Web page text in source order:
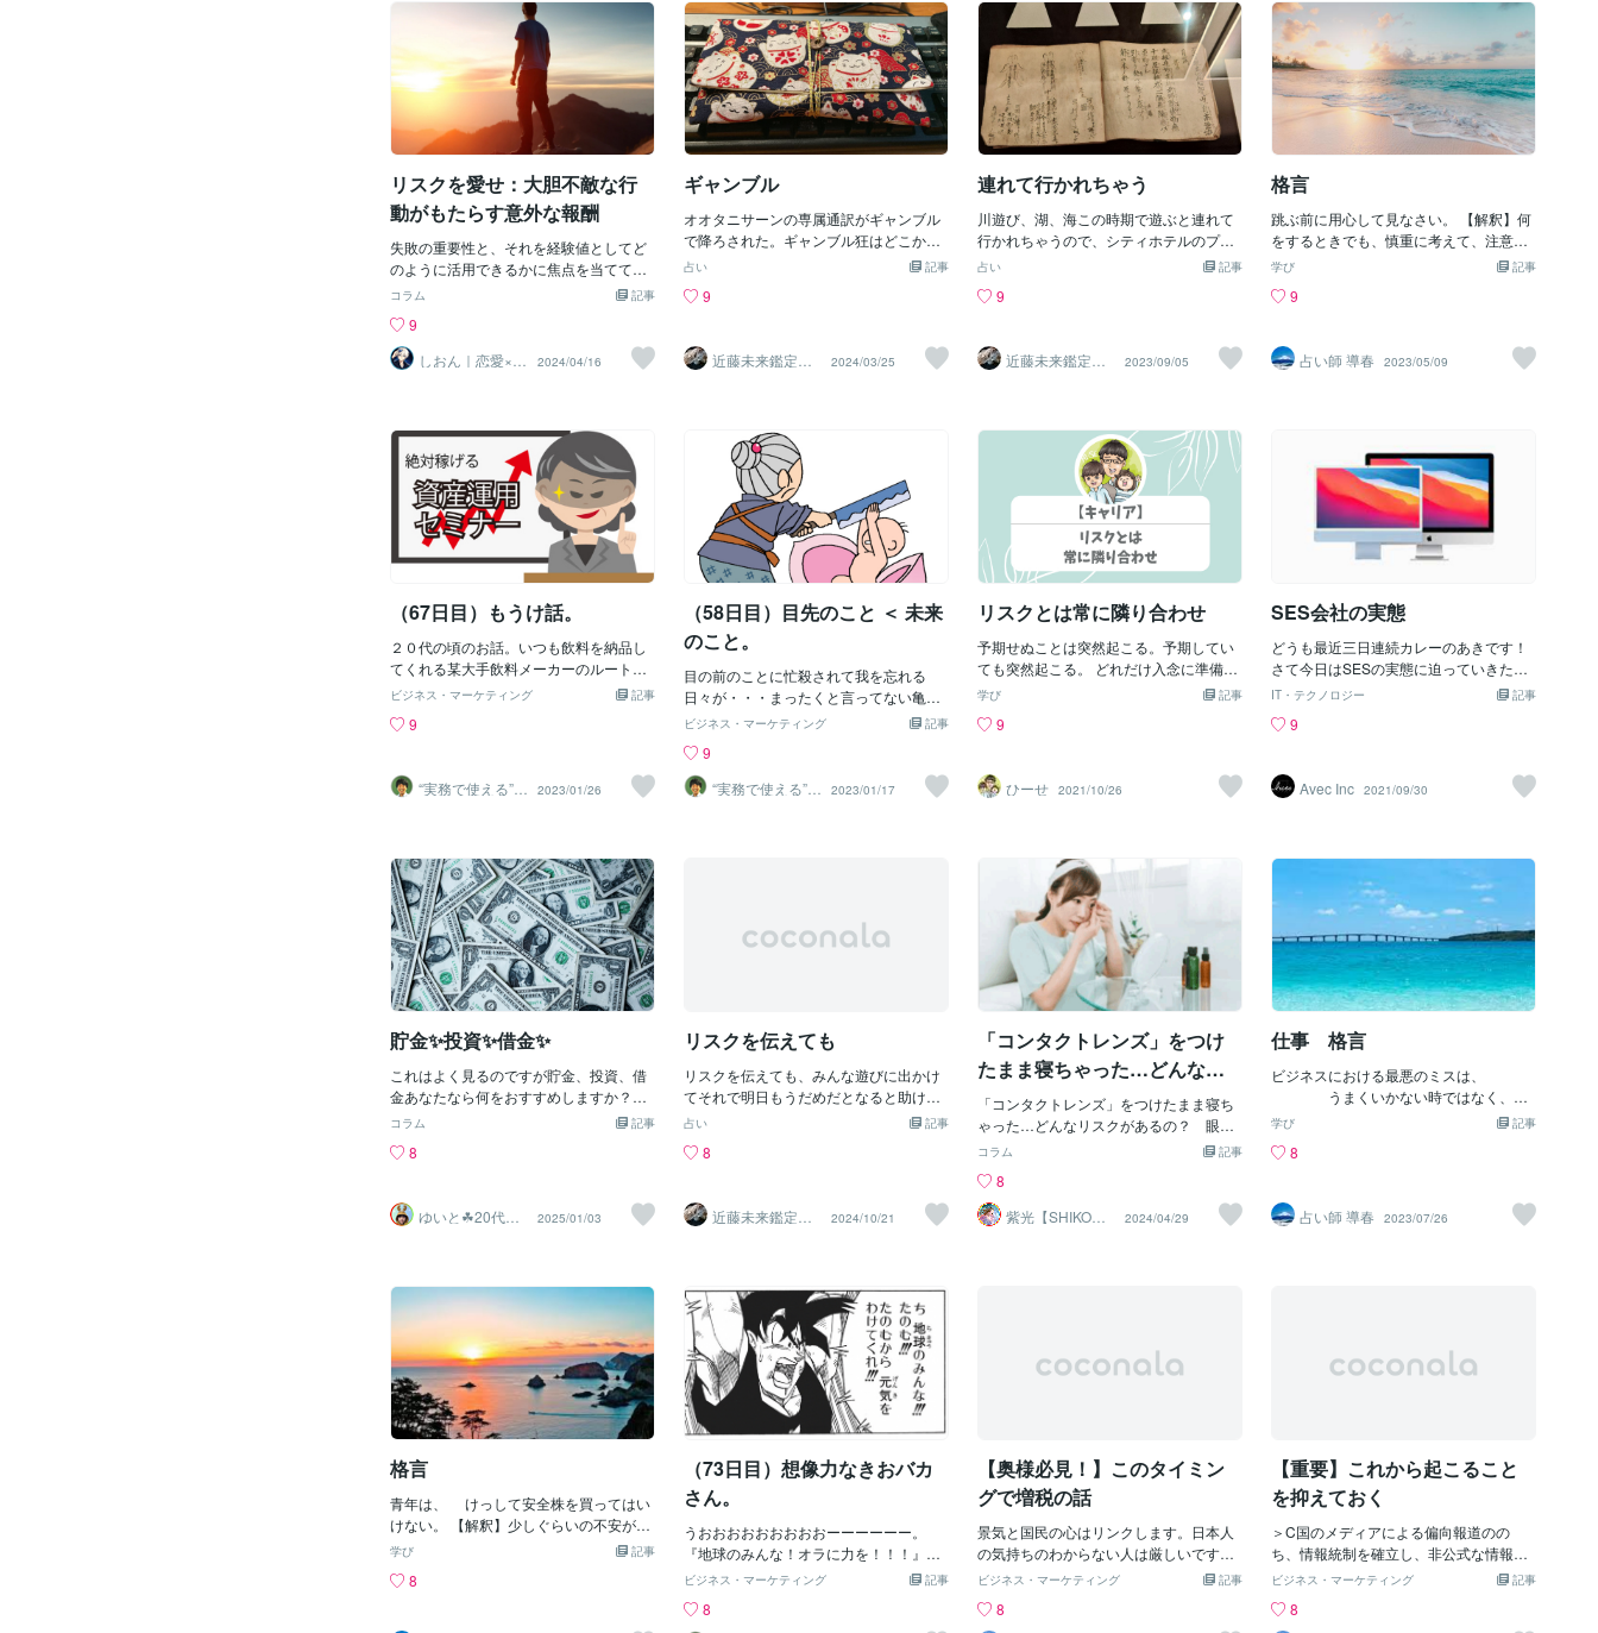
和脂肪酸やトランス脂肪酸の少ない食品
を食べることは、糖尿病のリスクをでき
るだけ低く保つために特に重要です。ま
た、運動と組み合わせることで、特に体
重を減らすことができます。1⃣ 割引クー
ポンをゲットする。 1000円割引クーポン
をゲットする。 https://coconala.com/
紫 光：クーポンコード→ H20WNK す
ず
ゲットする。 1000円割引クーポンをゲッ
トする。 https://coconala.com/ 紫 光：
クーポンコード→ H20WNK すずか：ク
ーポンコード→ NQGN1B 導 与：クー
ポンコード→ KR68BV 導 春：クーポン
コード→ B5QXX3 寿 花：クーポンコー
ド→ DA92VV え ま：クーポンコード→
2⃣ 申し込
シー」な食品を簡単に手に入れられるこ
とが、私たちのデメリットになることも
あります。慌ただしい生活を送る私たち
にとって、食事の準備は「やるべきこ
と」リストの中でもかなりおざなりにさ
れています。そのため、特に食品に関し
ては、手軽なものを探すことになりま
す。加工度の高い食品を避け、加工され
ていない、そのまんまの食品を選ぶこと
みなさんも実行してみて欲しいです。一
度でいいのでこういった言語化を行って
みると見える景色や価値観がひっくり返
ると思います。これは絶対です。まあ書
くまでが時間かかる...なんていう人がほ
とんどでしょうがそれは言い訳です。厳
しい発言ですがそう言い訳を作ってマイ
ナス発言している以上は何も成長はしま
せんし、一生行動せず平凡に息絶える人
す分くらい出して、手伝ってからにして
欲しい。が、ちなみに火星に移住した
ら、途中で帰ってきても地球人じゃなく
て火星人です。 地球をこういう風にし
て、火星に逃げたら天国だとは思わない
方がいい、もっとひどく辛いことになる
と思うけど・・・ 空飛ぶ車の免許は？
水陸両用車ですら、「陸上用と水上用
のライセンス免許を取れ」と煩い、「空
中用と陸上用」免許を取れ取らせるの
か？ そんな免許を２つも３つも取った
ところで、陸の逆走・煽り運転暴走車、
川海の暴走水上バイク、ルール無用の人
間が増えて至る所でトラブルを起こして
則もあるのか？ないのか？科すのか？科
さないのか？で、抑止にもならず悪化し
ていくようだが、今度はそれが空になっ
害を与えても、𠮟りも注意もせず、何で
も言うことをきき甘やかしてどん々買い
与え悪化させている指導も出来ないおバ
カな過保護親にしか見えない。 更に空
中だと標識は置けないし、米軍の空域
空中権取っている地域があり、そこに侵
入したらどうするのか？誰が指示するの
か？今度は管制塔を山のように作るの
か？ 水上でこの有様で空で暴走してぶ
解禁しているのも、それが理由の一つで
しょう。 頑張っているのに、賃金は上が
らない。 それどころか、むしろ下がって
いく。 それでは、なかなか仕事に対する
モチベーションは上がりませんね。 この
モチベーションを上げるためにも、頑張
った自分へのご褒美が必要になっていま
す。 「自分へのご褒美」という言葉。 雑
誌やインターネット、テレビでも取り上
ことがあるでしょう。 小さなものであれ
ば、コンビニのスイーツから始まり、大
きなものではブランドのバックや服、海
外旅行などがあります。 しかし、この自
褒美の裏側には「頑張った自分を褒めて
ほしい」という欲求が潜んでいます。 ２.
という「やる気」を引き出す効果があり
ます。 しかし、その一方で問題もありま
す。 それは、ご褒美が無いと頑張れない
ということ。 ご褒美欲しさに頑張るわけ
ですから、ご褒美が無ければ頑張れなく
なってしまいます。 そして、人間には
「慣れ」があり、徐々に同じ物では満足
出来なくなってしまうこ
ル情報のシェアなどその用途は様々だと
思います。便利なツールではあります
が、うっかり個人情報を垂れ流しにして
いることも。今一度その利用について安
全性やリスクを点検してみてはいかがで
しょうか。・写真の投稿から自宅や個人
が特定される！？SNSは写真も気軽に投
稿できるので、みんなとシェアして楽し
める反面、悪意を持った利用者に利用さ
ォンが高性能になり、位置情報を常にON
にしておくことで様々なサービスを受け
れるようになりました。しかし、写真な
どにも位置情報を記録することができる
定されたということもあるそうです。位
置情報に限らず、写真には様々な情報が
るケースがあります。また、ストーカー
被害のケースで、制服や教科書、学校名
が入ったものが映り込んでいたなんてこ
とで待ち伏せされたなんて被害もありま
す。顔を隠して映した写真でも、そばに
あった窓ガラスや車のボディーなど反射
するものに顔が映っていたなんてことも
あるそうです。さらに、映画のような話
ですが、瞳に映り込んだ駅名から自宅が
す。 今回は、職務経歴書に取引先企業の
実名を記載するリスクについてご紹介し
ます。 ２.取引先企業の実名記載によるリ
スク 取引先企業の実名を職務経歴書に記
載することには、次のようなリスクがあ
ります。 1. 信頼関係の喪失 取引先企業の
実名を記載することで、そこに記載され
た企業と応募者がこれまで勤務してきた
会社間でなんらかの取引があることが、
引があること自体、知られたくない企業
もあります。 特に、競合他社にとって新
たな取引のチャンスや、既に取引があれ
ば条件の見直しなど、応募書類に書かれ
約には、機密保持契約があらかじめ条件
に含まれていることが多く、職務経歴書
キャリアにも悪影響を及ぼす可能性があ
ります。 企業だけではなく、そこで働く
社員にも厳しくコンプライアンスが求め
られる時代です。 退職したあとも、守秘
義務を守る責任があります。 これについ
ては、有名なソフトバンクから楽天へ転
担当者の印象悪化 採
リスクを愛せ：大胆不敵な行
動がもたらす意外な報酬
失敗の重要性と、それを経験値としてど
のように活用できるかに焦点を当ててい
ます。失敗を避けて安全な道を歩むこと
んが、個人の成長や革新的な成功を妨げ
る可能性があります。以下の解説とアド
バイスを通じて、このメッセージを理解
醸成1. 失敗の再定義 失敗は、単なる結
果ではなく、学びと成長の機会です。こ
の視点から、失敗をポジティブなものと
捉え直すことで、恐れずに新しい挑戦を
受け入れることができます。失敗は知識
の獲得と自己改善のプロセスを促進しま
す。2. リスクと報酬のバランス リスク
を恐れずに行動することで、より大きな
報酬を得る機会が増えます。リスクを管
取ることが、成長に不可欠です。リスク
を取ることの重要性を理解し、失敗を経
験として受け入れることが、個人的な成
長や職業的な成功への道を開きます。 成
の礎となります。それぞれの失敗を詳細
に分析し、何がうまくいかなかったの
より効果的な戦略や方法が見えてきま
す。4. 失敗からの回復力 失敗に直面し
た後にいかに迅速に回復し、前向きな姿
勢を保つかが、成功への鍵です。失敗を
乗り越えることで、メンタルのタフネス
と柔軟性が育まれ、未来の挑戦に対して
より強く立ち向かうことができるように
なります。 失敗を受け入れる環境の構築
5. サポートシステムの利用
記事
コラム
9
しおん｜恋愛×戦
略設計
2024/04/16
ギャンブル
オオタニサーンの専属通訳がギャンブル
で降ろされた。ギャンブル狂はどこから
いってもギャンブル狂だ。私の父は会社
だったため、私はその道を選ばず占星術
を選ぶことにしました。量子論や量子統
計力学、行列計算が好きで、石橋を叩い
fit」です。統計と確率論を利用して利益
を導き出す方法を好み、星占いを用いて
時代の変化を予測し、どの事業をやめ、
どの事業を始めるかを決定しています。
右行くのか左行くのはギャンブラーだっ
たらコインを投げますが、我々は占星術
で決めています。そうして、経営者のト
スするコインが見事に的中して会社は儲
かり経営者の報酬が高いのも成果報酬の
ようなもので結局そこに行きつくだった
ら、こっそり占星術師を飼って社長の給
料を上げましょう大手企業は大阿闍梨が
インド密教を駆使して揺るがない。フラ
イドチキンやコンビニを切り離すのも絶
対占い師がついているはず。スポーツ用
品メーカーの切り離しはを2025年２月に
やるそうだが、私は息をのんでなぜその
タイミングを知っているのかなとおもう
さんがカラオケスナックを改築するとき
に銀行から4千万円借りてそれを息子や娘
記事
占い
9
近藤未来鑑定
近藤 光 【移転
2024/03/25
連れて行かれちゃう
川遊び、湖、海この時期で遊ぶと連れて
行かれちゃうので、シティホテルのプー
ルで遊びなさいと言ってたら、「カネ、
に大きな声で「今すぐ生命保険を増額し
がいて連れて行かれちゃう旦那さんが海
に行こうとしたら、保険料は増額だ。そ
こ。生命保険はサラリーマンのためにあ
るリスク商品こんな時のために。
記事
占い
9
近藤未来鑑定
近藤 光 【移転
2023/09/05
格言
跳ぶ前に用心して見なさい。 【解釈】何
をするときでも、慎重に考えて、注意深
く行動することが大切です。イソップ ギ
物)：https://coconala.com/blogs/272200
com/blogs/2722005/228889 桜個性(人)
：https://coconala.com/blogs/2722005/
記事
学び
9
占い師 導春 2023/05/09
（67日目）もうけ話。
２０代の頃のお話。いつも飲料を納品し
てくれる某大手飲料メーカーのルート営
業の兄ちゃんがいた。ある時、『最近、
『よかったら話聞いてみませんか？』
んか面白そうやん♪そう思った俺は指定
された先に赴いた。あるマンションの一
直感は冴えた。俺の嗅覚は危険を感じ取
った。だがしかし、”良い人”にみられた
い俺はその場にとどまった。そうすると
あれよあれよと「儲け話」が出てくる。
ここほれわんわん。『ウチには大手の資
本が入ってて・・・』『誰かを誘えば継
続的に収入が・・・』『続ければ安定し
た高収入が・・・』バーニラ、バニラ、
高収入〜♪で、なんか言われるがまま入
会金（５０００円）払った。そのあと会
合に何回も誘われたがしかし一切行かな
かった。なにより面倒くさかった。そし
て商品も買わなかった。今思えばバカだ
と思えば・・・思えば・・・・・・５０
てほんと多い。ツイッター界隈でも怪し
いアカウントが。しかし、冷静に考えれ
のにするでしょ？誰にも教えたくないっ
しょ？それが人間でしょ。こう返すと儲
け話を持ちかけてきた人間はこう言って
くる。『あなたにも儲けて欲しいから特
別に教えてあげたいと思ったんです！』
いや、儲けたお金を分配してくれればい
いです。それで満足です。そう、前澤兄
貴のように。そもそも儲け話を分かち合
いたいなんてどんな聖人君子だよ。思っ
記事
ビジネス・マーケティング
9
“実務で使える”改
善パートナー／
2023/01/26
（58日目）目先のこと ＜ 未来
のこと。
目の前のことに忙殺されて我を忘れる
日々が・・・まったくと言ってない亀岡
です。ヒマかよ！と思われるやもしれま
と言って『あー忙しい』と言うワケでも
なく。時間は、「生まれてくるものじゃ
なくて作るもの。」そう思ってますか
るほど飲みながら、自分の未来を想像す
る。そんな晩は眠れなくなること間違い
かり目が行きがち。そう思いませんか？
目先のことにばかり囚われていては結局
は「その場しのぎ」でしか無いです。目
先のことに追われていると『今は必要な
いだろう』と思うことも。しかしその先
そして、その行動が新しい利益・発見を
生み出します。もちろん新しいことをや
をするかもしれないし損をするかもしれ
ない。投資した費用をドブに捨てること
になるかもしれません。しかし、失敗す
るかどうかそれは結果論です。「失敗を
恐れて行動しない」のは愚策です。失敗
から何かを学ばなければ、その人・その
組織は進歩進化できません。前例がない
訳」をしてるに過ぎません。進歩・進化
ができない者はいずれ衰退あるのみ。心
置
記事
ビジネス・マーケティング
9
“実務で使える”改
善パートナー／
2023/01/17
リスクとは常に隣り合わせ
予期せぬことは突然起こる。予期してい
ても突然起こる。 どれだけ入念に準備し
ていても、 それは突然起こってしまう。
頭をよぎる… リスクとは常に隣り合わせ
も、 そんなことを考えながら過ごしてき
たけど、 リスクを完璧に防ぐことはでき
未だに電車に乗る時はドキドキしてしま
う。 だから当人は周りが想像する以上
に、 不安で心細いと思うし、 この先もこ
の気持ちと付き合うので、 色々とよから
ぬことを考えてしまうだろう。 だからと
いって、 周りが何もかも背負おうとする
と、 周りも倒れてしまうかもしれない。
その辺りのバランスが本当に難しい。 妻
が倒れたとき、夫は何ができるか… 駆け
つけた待ち合いで、 何もないことを祈り
つつ、 脳内で色んなことを考えてしまい
ました。
記事
学び
9
ひーせ 2021/10/26
SES会社の実態
どうも最近三日連続カレーのあきです！
さて今日はSESの実態に迫っていきたい
と思います。自分は元々SESに所属して
社しやすいけど、入らない方がいいです
SES会社は言い換えるとIT会社ではなく
人材会社ですwなぜなら自分の会社の社
す。中には自社開発も頑張っているよ！
ってところもありますが、実際SES会社
のサービスで有名なサービスって思いつ
きますか？自分は知らないですねwなの
で肉体労働の対価なので圧倒的にSESの
社員に残る給料は必然的に低いです。そ
ういう構造なのでしょうがないです
が、、実際３次請けとかザラですからね
wちなみに社員だからボーナスは出ます
が、スズメの涙ほどらしいですw自分は
５ヶ月でやめたので知りませんがw具体
例だと、、、１年目 0円２年目 100,0
00円？ガチ？家賃手当もないに等しくこ
ESを辞める人ってめちゃくちゃ多いです
ねー。私は５ヶ月でこの現状が耐えられ
なくてSESをやめましたw以上の理由か
いたらやめて転職するか独立するかのど
ちらかですねw長くいる理由は全くあり
たら、
記事
IT・テクノロジー
9
Avec Inc 2021/09/30
貯金✨投資✨借金✨
これはよく見るのですが貯金、投資、借
金あなたなら何をおすすめしますか？日
本人はよく貯金、貯金っていいますよね
すが1日１００円の皿洗いを１年間したと
万６５００円（皿洗い）ですよね✨これ
がまず貯金です☘次に同じく1日１００円
２６５日は食洗器に働いてもらって自分
は今度1日１００円の肩たたきしますする
と1日１００円×３６５日＝３万６５００
円（皿洗い）1日１００円×２６５日＝２
万６５００円（肩たたき）３万６５００
円＋２万６５００円－１万（食洗器）＝
５万３０００円これが投資です✨次は初
めから食洗器を買うという方法です✨初
日から1日１００円の皿洗いと1日１００
円の肩たたきをします☘すると1日１００
円×３６５日＝３万６５００円（皿洗い）
1日１００円×３６５日＝３万６５００円
（肩たたき）３万６５００円＋３万６５
円これが借金です✨貯金は３万６５００
記事
コラム
8
ゆいと☘20代✨
あなたの心の拠
2025/01/03
リスクを伝えても
リスクを伝えても、みんな遊びに出かけ
てそれで明日もうだめだとなると助けて
くれと来る。その時は手遅れだ。遊ぶ前
ころに隠れているものですねこの前もリ
いてしばらくたったら警告と同じような
ことがあって助けを求めてきたので舌打
リスクは警告しないことにしています。
記事
占い
8
近藤未来鑑定
近藤 光 【移転
2024/10/21
「コンタクトレンズ」をつけ
たまま寝ちゃった…どんなリ
スクがあるの？ 眼科医に聞
いてみた
「コンタクトレンズ」をつけたまま寝ち
ゃった…どんなリスクがあるの？ 眼科
医に聞いてみたワンデーや乱視用、カラ
レンズが流通していますが、正しく使用
しないと目の病気のリスクが高まる可能
性があります。例えば、コンタクトレン
蓮見由紀子さんに詳しくお聞きしまし
レンズをつけたまま寝てしまった場合は
いかがでしょうか。 蓮見さん「コンタク
トレンズは1日の装着時間が決められてい
ますが、それは長い間装着し続けている
と目に大きな負担がかかるからです。具
体的には、レンズで眼球を覆うことによ
が低下したりします。そのため、コンタ
記事
コラム
8
紫光【SHIKO】
遠隔透視鑑定士
2024/04/29
仕事 格言
ビジネスにおける最悪のミスは、
うまくいかない時ではなく、
うまくいって
ン（IBM初代社長）梅個性(大物)：https://
個性(城) ：https://coconala.com/blogs/2
722005/228889 桜個性(人) ：https://co
記事
学び
8
占い師 導春 2023/07/26
格言
青年は、 けっして安全株を買ってはい
けない。 【解釈】少しぐらいの不安があ
っても、これだと思うものに将来を賭け
作家 出典「牡鶏とアルルカン」 梅個性
記事
学び
8
（73日目）想像力なきおバカ
さん。
うおおおおおおおおおーーーーーー。
『地球のみんな！オラに力を！！！』
今、自分にパワー注入ちう。昨日いろい
態。ども、亀岡です。回転寿司でおバカ
記事
ビジネス・マーケティング
8
【奥様必見！】このタイミン
グで増税の話
景気と国民の心はリンクします。日本人
の気持ちのわからない人は厳しいです。
メディアお得意の切り取りであるのだろ
へ萎える発言。冷めていく国民の心。今
記事
ビジネス・マーケティング
8
【重要】これから起こること
を抑えておく
＞C国のメディアによる偏向報道のの
ち、情報統制を確立し、非公式な情報チ
ャンネルを遮断させ世論を誘導する。 ＞
が友好的であるとアピールをする。（ど
記事
ビジネス・マーケティング
8